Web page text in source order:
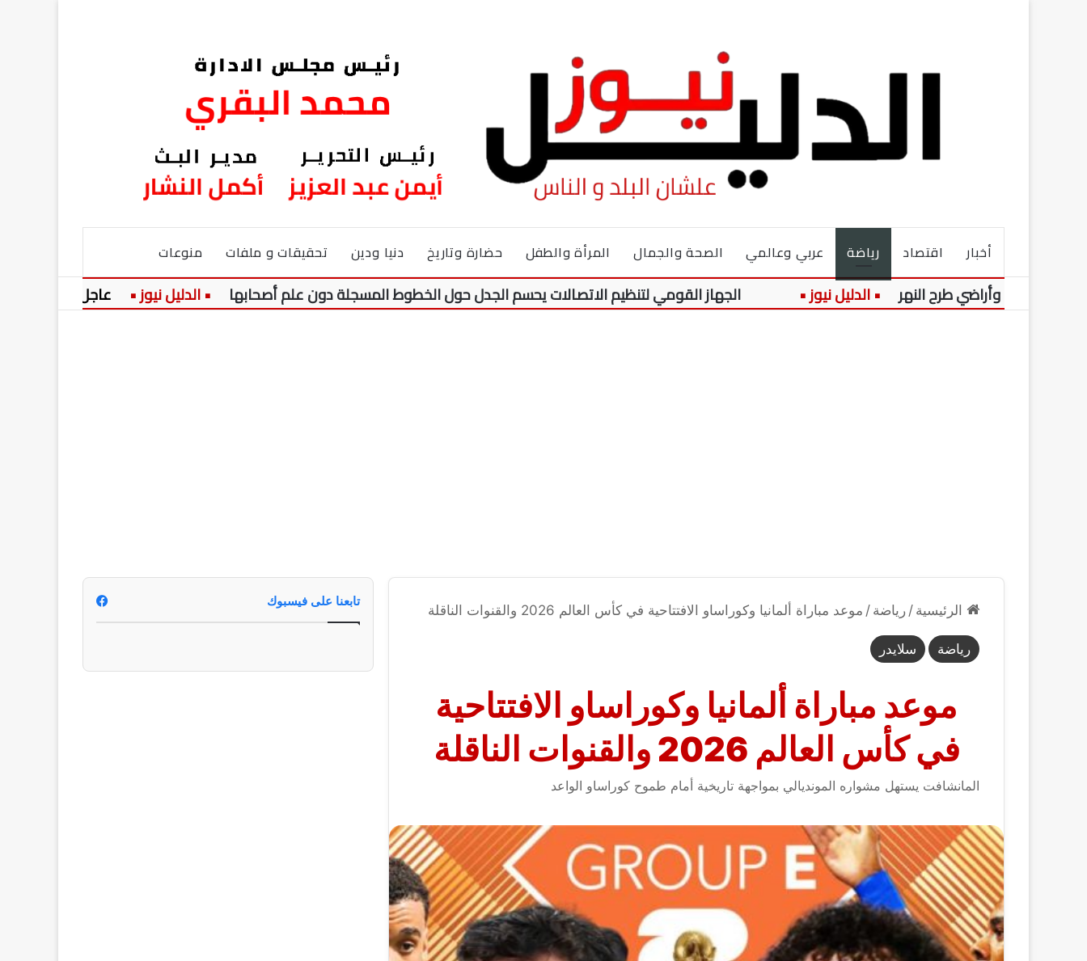
أخبار اقتصاد رياضة عربي وعالمي الصحة والجمال المرأة والطفل حضارة وتاريخ دنيا ودين تحقيقات و ملفات منوعات
وأراضي طرح النهر الجهاز القومي لتنظيم الاتصالات يحسم الجدل حول الخطوط المسجلة دون علم أصحابها عاجل: وزارة
الرئيسية / رياضة / موعد مباراة ألمانيا وكوراساو الافتتاحية في كأس العالم 2026 والقنوات الناقلة
رياضة سلايدر
موعد مباراة ألمانيا وكوراساو الافتتاحية
في كأس العالم 2026 والقنوات الناقلة
المانشافت يستهل مشواره المونديالي بمواجهة تاريخية أمام طموح كوراساو الواعد
تابعنا على فيسبوك